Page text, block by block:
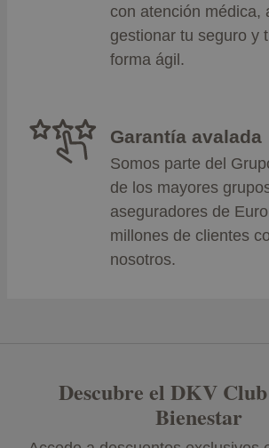
con atención médica,
gestionar tu seguro y
forma ágil.
Garantía avalada
Somos parte del
de los mayores
aseguradores de
millones de clientes
nosotros.
Descubre el DKV
Bienestar